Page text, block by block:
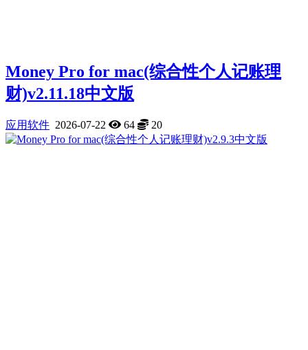
Money Pro for mac(综合性个人记账理
财)v2.11.18中文版
应用软件 2026-07-22 64 20